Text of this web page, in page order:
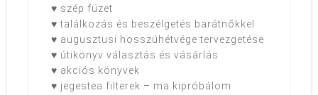
♥ szép füzet
♥ találkozás és beszélgetés barátnőkkel
♥ augusztusi hosszúhétvége tervezgetése
♥ útikönyv választás és vásárlás
♥ akciós könyvek
♥ jegestea filterek – ma kipróbálom